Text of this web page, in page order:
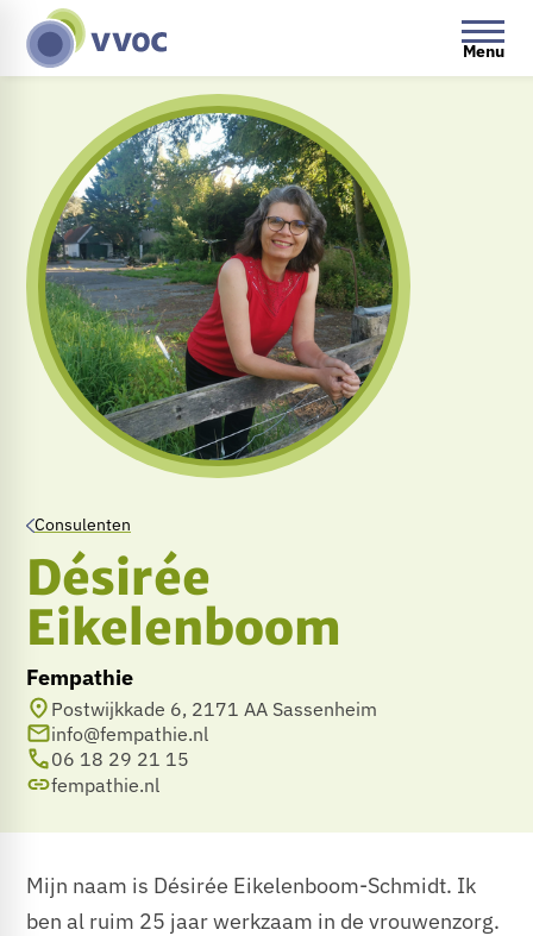
Menu
Consulenten
Désirée
Eikelenboom
Fempathie
Postwijkkade 6, 2171 AA Sassenheim
info@fempathie.nl
06 18 29 21 15
fempathie.nl
Mijn naam is Désirée Eikelenboom-Schmidt. Ik
ben al ruim 25 jaar werkzaam in de vrouwenzorg.